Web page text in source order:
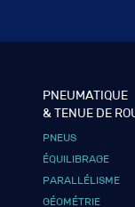
PNEUMATIQUE
& TENUE DE
PNEUS
ÉQUILIBRAGE
PARALLÉLISME
GÉOMÉTRIE